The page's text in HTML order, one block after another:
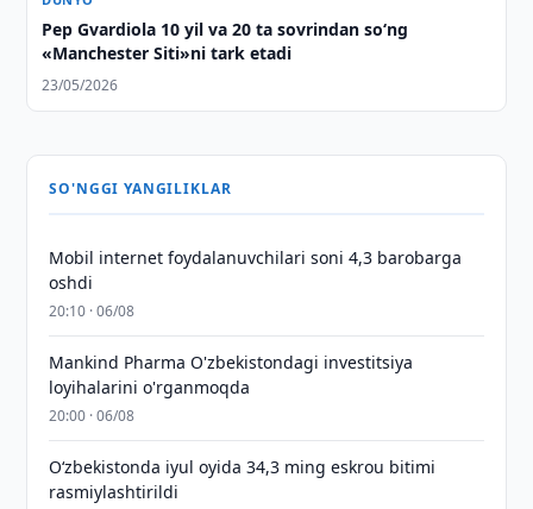
Pep Gvardiola 10 yil va 20 ta sovrindan so‘ng
«Manchester Siti»ni tark etadi
23/05/2026
SO'NGGI YANGILIKLAR
Mobil internet foydalanuvchilari soni 4,3 barobarga
oshdi
20:10 · 06/08
Mankind Pharma O'zbekistondagi investitsiya
loyihalarini o'rganmoqda
20:00 · 06/08
O‘zbekistonda iyul oyida 34,3 ming eskrou bitimi
rasmiylashtirildi